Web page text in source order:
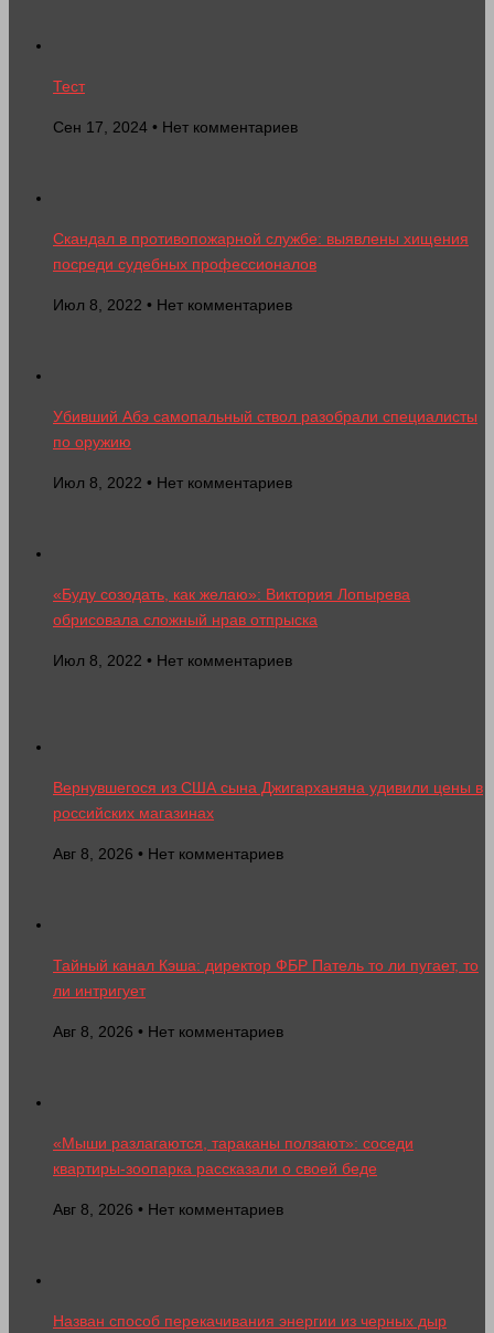
Тест
Сен 17, 2024 • Нет комментариев
Скандал в противопожарной службе: выявлены хищения
посреди судебных профессионалов
Июл 8, 2022 • Нет комментариев
Убивший Абэ самопальный ствол разобрали специалисты
по оружию
Июл 8, 2022 • Нет комментариев
«Буду созодать, как желаю»: Виктория Лопырева
обрисовала сложный нрав отпрыска
Июл 8, 2022 • Нет комментариев
Вернувшегося из США сына Джигарханяна удивили цены в
российских магазинах
Авг 8, 2026 • Нет комментариев
Тайный канал Кэша: директор ФБР Патель то ли пугает, то
ли интригует
Авг 8, 2026 • Нет комментариев
«Мыши разлагаются, тараканы ползают»: соседи
квартиры-зоопарка рассказали о своей беде
Авг 8, 2026 • Нет комментариев
Назван способ перекачивания энергии из черных дыр